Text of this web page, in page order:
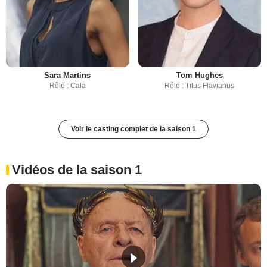
Sara Martins
Rôle : Cala
Tom Hughes
Rôle : Titus Flavianus
Voir le casting complet de la saison 1
Vidéos de la saison 1